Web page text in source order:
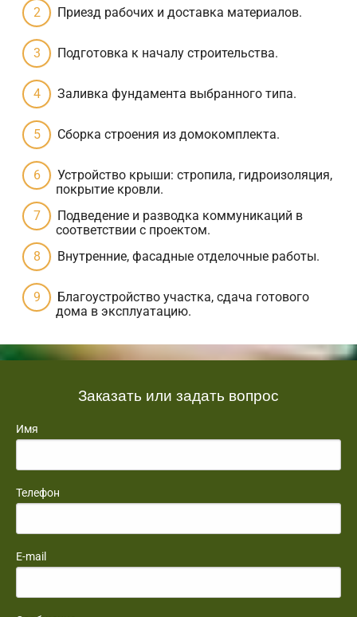
Приезд рабочих и доставка материалов.
Подготовка к началу строительства.
Заливка фундамента выбранного типа.
Сборка строения из домокомплекта.
Устройство крыши: стропила, гидроизоляция,
покрытие кровли.
Подведение и разводка коммуникаций в
соответствии с проектом.
Внутренние, фасадные отделочные работы.
Благоустройство участка, сдача готового
дома в эксплуатацию.
Заказать или задать вопрос
Имя
Телефон
E-mail